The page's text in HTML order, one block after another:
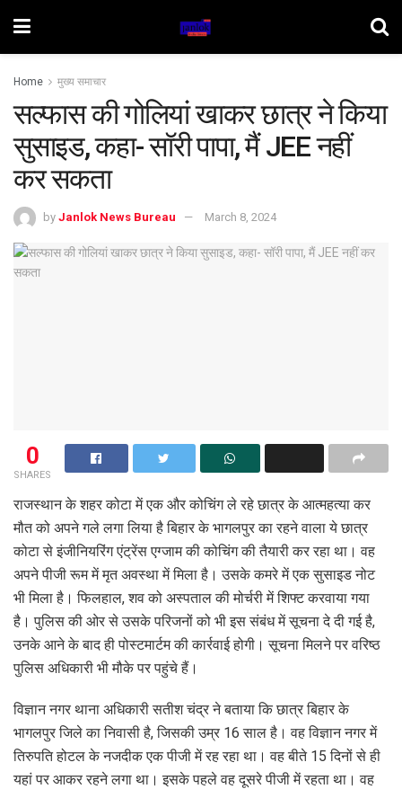
Home मुख्य समाचार
सल्फास की गोलियां खाकर छात्र ने किया
सुसाइड, कहा- सॉरी पापा, मैं JEE नहीं
कर सकता
by Janlok News Bureau March 8, 2024
0
SHARES
राजस्थान के शहर कोटा में एक और कोचिंग ले रहे छात्र के आत्महत्या कर
मौत को अपने गले लगा लिया है बिहार के भागलपुर का रहने वाला ये छात्र
कोटा से इंजीनियरिंग एंट्रेंस एग्जाम की कोचिंग की तैयारी कर रहा था। वह
अपने पीजी रूम में मृत अवस्था में मिला है। उसके कमरे में एक सुसाइड नोट
भी मिला है। फिलहाल, शव को अस्पताल की मोर्चरी में शिफ्ट करवाया गया
है। पुलिस की ओर से उसके परिजनों को भी इस संबंध में सूचना दे दी गई है,
उनके आने के बाद ही पोस्टमार्टम की कार्रवाई होगी। सूचना मिलने पर वरिष्ठ
पुलिस अधिकारी भी मौके पर पहुंचे हैं।
विज्ञान नगर थाना अधिकारी सतीश चंद्र ने बताया कि छात्र बिहार के
भागलपुर जिले का निवासी है, जिसकी उम्र 16 साल है। वह विज्ञान नगर में
तिरुपति होटल के नजदीक एक पीजी में रह रहा था। वह बीते 15 दिनों से ही
यहां पर आकर रहने लगा था। इसके पहले वह दूसरे पीजी में रहता था। वह